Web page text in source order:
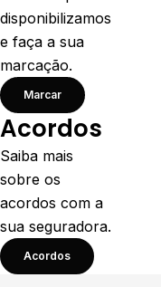
disponibilizamos
e faça a sua
marcação.
Marcar
Acordos
Saiba mais
sobre os
acordos com a
sua seguradora.
Acordos